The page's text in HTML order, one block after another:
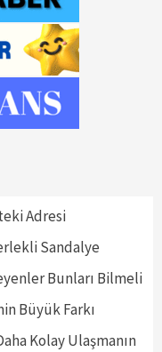
Adresi
Sandalye
Bunları Bilmeli
Büyük Farkı
Kolay Ulaşmanın